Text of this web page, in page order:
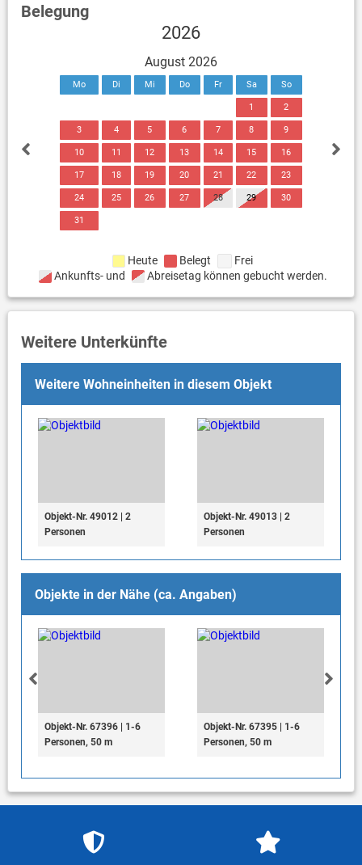
Belegung
2026
August 2026
Mo Di Mi Do Fr Sa So
1 2
3 4 5 6 7 8 9
10 11 12 13 14 15 16
17 18 19 20 21 22 23
24 25 26 27 28 29 30
31
Heute Belegt
Frei
Ankunfts- und
Abreisetag können gebucht werden.
Weitere Unterkünfte
Weitere Wohneinheiten in diesem Objekt
Objekt-Nr. 49012 | 2
Personen
Objekt-Nr. 49013 | 2
Personen
Objekte in der Nähe (ca. Angaben)
Objekt-Nr. 67396 | 1-6
Personen, 50 m
Objekt-Nr. 67395 | 1-6
Personen, 50 m